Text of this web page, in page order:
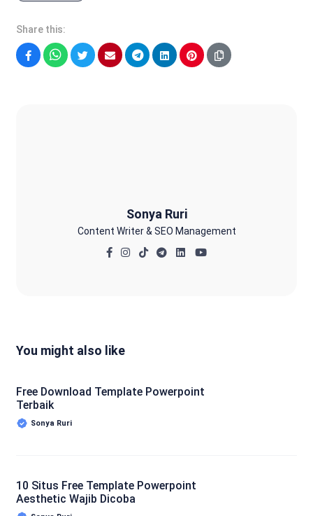
Share this:
Sonya Ruri
Content Writer & SEO Management
You might also like
Free Download Template Powerpoint
Terbaik
Sonya Ruri
10 Situs Free Template Powerpoint
Aesthetic Wajib Dicoba